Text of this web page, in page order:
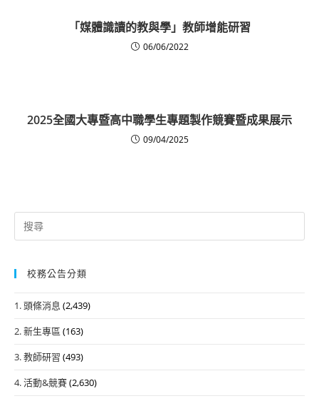
「媒體識讀的教與學」教師增能研習
06/06/2022
2025全國大專暨高中職學生專題製作競賽暨成果展示
09/04/2025
Search
for:
校務公告分類
1. 頭條消息 (2,439)
2. 新生專區 (163)
3. 教師研習 (493)
4. 活動&競賽(2,630)